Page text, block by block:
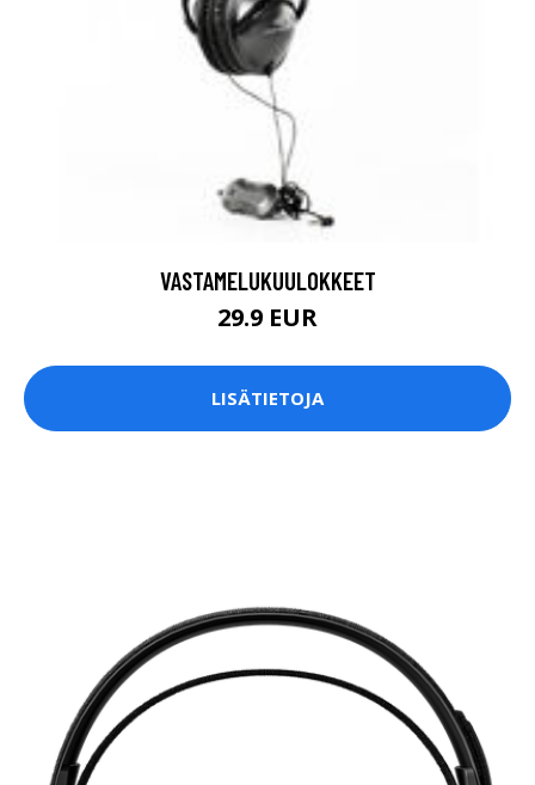
VASTAMELUKUULOKKEET
29.9 EUR
LISÄTIETOJA